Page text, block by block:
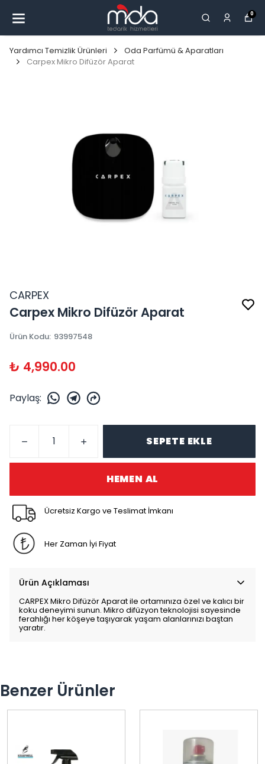
0
Yardımcı Temizlik Ürünleri
Oda Parfümü & Aparatları
Carpex Mikro Difüzör Aparat
CARPEX
Carpex Mikro Difüzör Aparat
Ürün Kodu: 93997548
₺ 4,990.00
Paylaş:
SEPETE EKLE
HEMEN AL
Ücretsiz Kargo ve Teslimat İmkanı
Her Zaman İyi Fiyat
Ürün Açıklaması
CARPEX Mikro Difüzör Aparat ile ortamınıza özel ve kalıcı bir
koku deneyimi sunun. Mikro difüzyon teknolojisi sayesinde
ferahlığı her köşeye taşıyarak yaşam alanlarınızı baştan
yaratır.
Benzer Ürünler